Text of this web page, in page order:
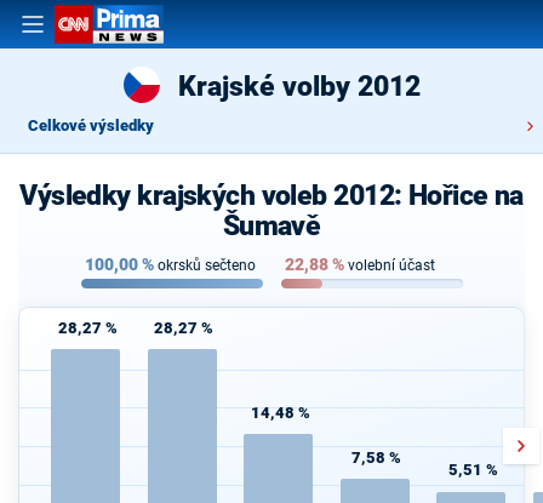
Krajské volby 2012
Celkové výsledky
Výsledky krajských voleb 2012: Hořice na
Šumavě
100,00% okrsků sečteno 22,88% volební účast
28,27 % 28,27 %
14,48 %
7,58 %
5,51 %